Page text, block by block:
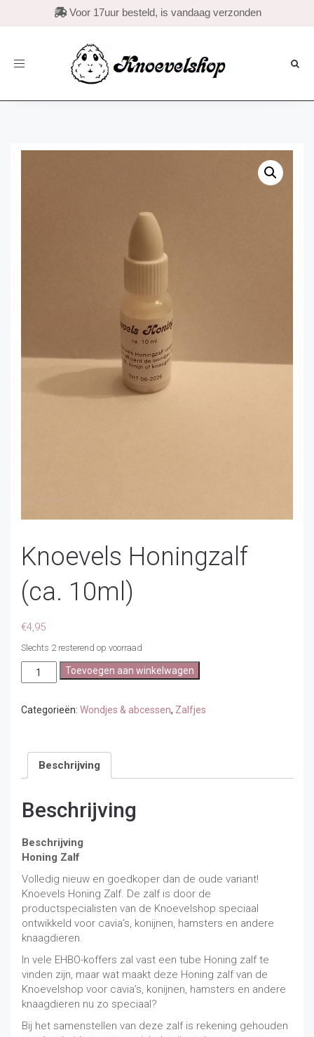
Voor 17uur besteld, is vandaag verzonden
Toggle
Knoevels Honingzalf
(ca. 10ml)
€4,95
Slechts 2 resterend op voorraad
Knoevels
Honingzalf
10ml)
Toevoegen aan winkelwagen
Categorieën: Wondjes & abcessen, Zalfjes
Beschrijving
Beschrijving
Beschrijving
Honing Zalf
Volledig nieuw en goedkoper dan de oude variant!
Knoevels Honing Zalf. De zalf is door de
productspecialisten van de Knoevelshop speciaal
ontwikkeld voor cavia’s, konijnen, hamsters en andere
knaagdieren.
In vele EHBO-koffers zal vast een tube Honing zalf te
vinden zijn, maar wat maakt deze Honing zalf van de
Knoevelshop voor cavia’s, konijnen, hamsters en andere
knaagdieren nu zo speciaal?
Bij het samenstellen van deze zalf is rekening gehouden